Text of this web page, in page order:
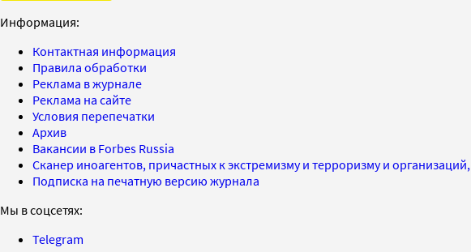
Информация:
Контактная информация
Правила обработки
Реклама в журнале
Реклама на сайте
Условия перепечатки
Архив
Вакансии в Forbes Russia
Сканер иноагентов, причастных к экстремизму и терроризму и
Подписка на печатную версию журнала
Мы в соцсетях:
Telegram